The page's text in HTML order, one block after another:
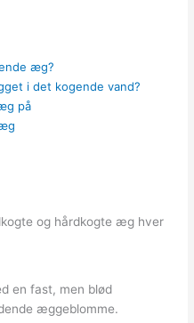
æg?
i det kogende vand?
på
og hårdkogte æg hver
en fast, men blød
æggeblomme.